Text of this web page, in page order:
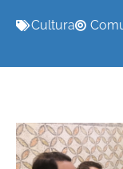
Cultura